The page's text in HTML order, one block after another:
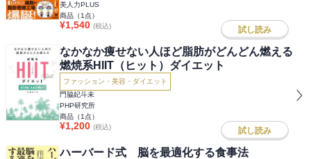
美人力PLUS
商品（1 点）
¥1,540 (税込) 試し読み
なかなか痩せない人ほど脂肪がどんどん燃える
燃焼系HIIT（ヒット）ダイエット
ファッション・美容・ダイエット
門脇妃斗未
PHP研究所
商品（1 点）
¥1,200 (税込) 試し読み
ハーバード式 脳を最適化する食事法